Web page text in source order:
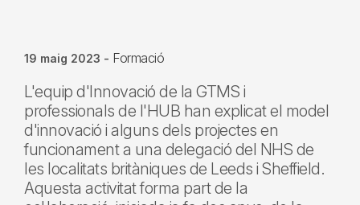
19 maig 2023 - Formació
L'equip d'Innovació de la GTMS i
professionals de l'HUB han explicat el model
d'innovació i alguns dels projectes en
funcionament a una delegació del NHS de
les localitats britàniques de Leeds i Sheffield.
Aquesta activitat forma part de la